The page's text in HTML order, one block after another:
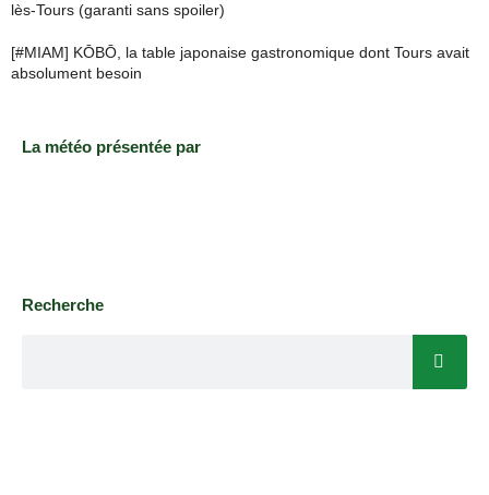
lès-Tours (garanti sans spoiler)
[#MIAM] KŌBŌ, la table japonaise gastronomique dont Tours avait
absolument besoin
La météo présentée par
Recherche